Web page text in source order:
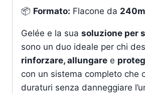
📦 Formato: Flacone da
Gelée e la sua soluzione per
sono un duo ideale per chi
rinforzare, allungare e
con un sistema completo che
duraturi senza danneggiare